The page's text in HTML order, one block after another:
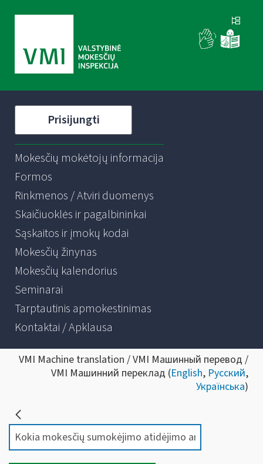
Prisijungti
Mokesčių mokėtojų informacija
Formos
Rinkmenos / Atviri duomenys
Skaičiuoklės ir pagalbininkai
Sąskaitos ir įmokų kodai
Mokesčių žinynas
Mokesčių kalendorius
Seminarai
Tarptautinis apmokestinimas
Kontaktai / Apklausa
VMI Machine translation / VMI Машинный перевод /
VMI Машинний переклад (English, Русский,
Українська)